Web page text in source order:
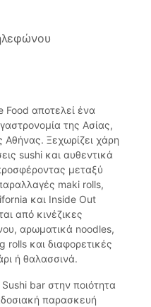
Food αποτελεί ένα
της Ασίας,
Αθήνας. Ξεχωρίζει χάρη
sushi και αυθεντικά
μεταξύ
maki rolls,
και Inside Out
από κινέζικες
αρωματικά noodles,
rolls και διαφορετικές
ή θαλασσινά.
bar στην ποιότητα
παρασκευή